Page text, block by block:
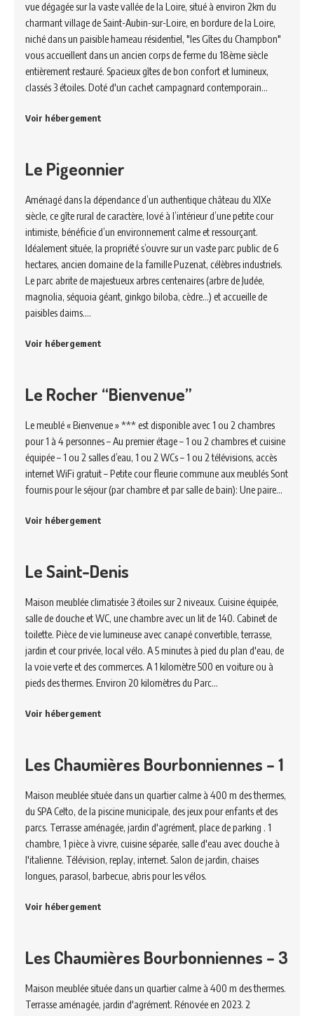
vue dégagée sur la vaste vallée de la Loire, situé à environ 2km du
charmant village de Saint-Aubin-sur-Loire, en bordure de la Loire,
niché dans un paisible hameau résidentiel, "les Gîtes du Champbon"
vous accueillent dans un ancien corps de ferme du 18ème siècle
entièrement restauré. Spacieux gîtes de bon confort et lumineux,
classés 3 étoiles. Doté d'un cachet campagnard contemporain…
Voir hébergement
Le Pigeonnier
Aménagé dans la dépendance d’un authentique château du XIXe
siècle, ce gîte rural de caractère, lové à l’intérieur d’une petite cour
intimiste, bénéficie d’un environnement calme et ressourçant.
Idéalement située, la propriété s’ouvre sur un vaste parc public de 6
hectares, ancien domaine de la famille Puzenat, célèbres industriels.
Le parc abrite de majestueux arbres centenaires (arbre de Judée,
magnolia, séquoia géant, ginkgo biloba, cèdre…) et accueille de
paisibles daims.…
Voir hébergement
Le Rocher “Bienvenue”
Le meublé « Bienvenue » *** est disponible avec 1 ou 2 chambres
pour 1 à 4 personnes – Au premier étage – 1 ou 2 chambres et cuisine
équipée – 1 ou 2 salles d’eau, 1 ou 2 WCs – 1 ou 2 télévisions, accès
internet WiFi gratuit – Petite cour fleurie commune aux meublés Sont
fournis pour le séjour (par chambre et par salle de bain): Une paire…
Voir hébergement
Le Saint-Denis
Maison meublée climatisée 3 étoiles sur 2 niveaux. Cuisine équipée,
salle de douche et WC, une chambre avec un lit de 140. Cabinet de
toilette. Pièce de vie lumineuse avec canapé convertible, terrasse,
jardin et cour privée, local vélo. A 5 minutes à pied du plan d'eau, de
la voie verte et des commerces. A 1 kilomètre 500 en voiture ou à
pieds des thermes. Environ 20 kilomètres du Parc…
Voir hébergement
Les Chaumières Bourbonniennes – 1
Maison meublée située dans un quartier calme à 400 m des thermes,
du SPA Celto, de la piscine municipale, des jeux pour enfants et des
parcs. Terrasse aménagée, jardin d'agrément, place de parking . 1
chambre, 1 pièce à vivre, cuisine séparée, salle d'eau avec douche à
l'italienne. Télévision, replay, internet. Salon de jardin, chaises
longues, parasol, barbecue, abris pour les vélos.
Voir hébergement
Les Chaumières Bourbonniennes – 3
Maison meublée située dans un quartier calme à 400 m des thermes.
Terrasse aménagée, jardin d'agrément. Rénovée en 2023. 2